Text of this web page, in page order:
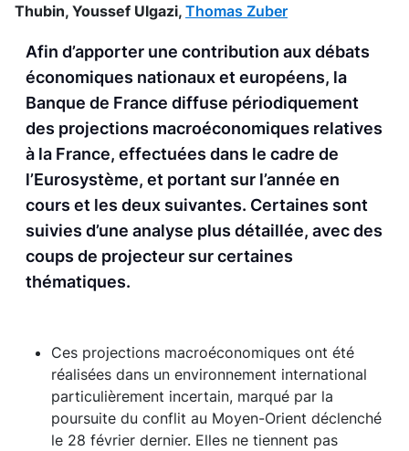
Thubin, Youssef Ulgazi, Thomas Zuber
Afin d’apporter une contribution aux débats
économiques nationaux et européens, la
Banque de France diffuse périodiquement
des projections macroéconomiques relatives
à la France, effectuées dans le cadre de
l’Eurosystème, et portant sur l’année en
cours et les deux suivantes. Certaines sont
suivies d’une analyse plus détaillée, avec des
coups de projecteur sur certaines
thématiques.
Ces projections macroéconomiques ont été
réalisées dans un environnement international
particulièrement incertain, marqué par la
poursuite du conflit au Moyen-Orient déclenché
le 28 février dernier. Elles ne tiennent pas